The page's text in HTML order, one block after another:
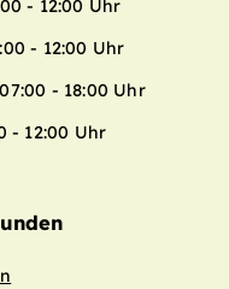
- 12:00 Uhr
- 12:00 Uhr
- 18:00 Uhr
- 12:00 Uhr